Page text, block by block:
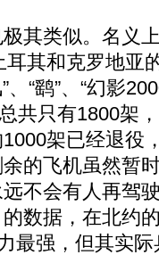
类似。名义
其和克罗地亚
“鹞”、“幻影
共只有1800架
架已经退役
的飞机虽然暂
不会有人再驾
的数据，在北约
最强，但其实